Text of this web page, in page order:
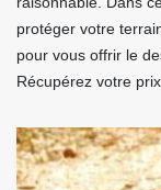
protéger votre
pour vous offrir le
Récupérez votre